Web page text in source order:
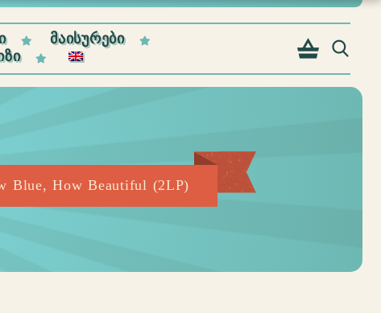
ᲛᲐᲘᲡᲣᲠᲔᲑᲘ
Blue, How Beautiful (2LP)